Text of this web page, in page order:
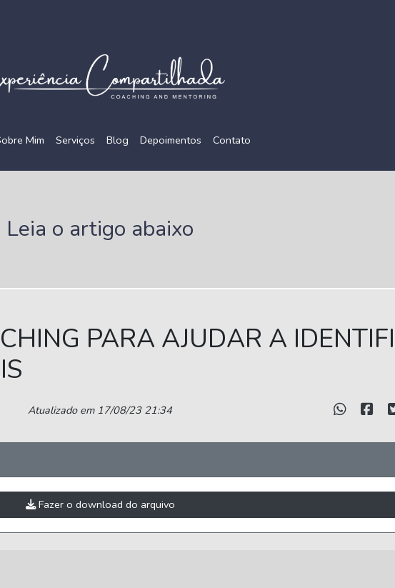
Mim Serviços Blog Depoimentos Contato
Leia o artigo abaixo
PARA AJUDAR A
Atualizado em 17/08/23 21:34
Fazer o download do arquivo